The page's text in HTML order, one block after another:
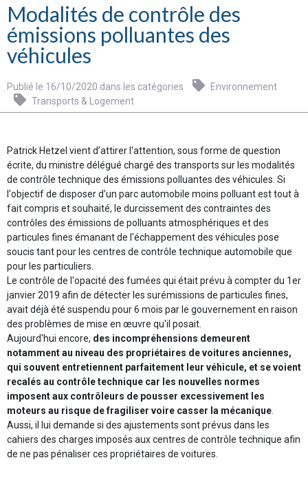
Modalités de contrôle des
émissions polluantes des
véhicules
Publié le 16/10/2020 dans les catégories
Environnement
Transports & Logement
Patrick Hetzel vient d’attirer l'attention, sous forme de question
écrite, du ministre délégué chargé des transports sur les modalités
de contrôle technique des émissions polluantes des véhicules. Si
l'objectif de disposer d'un parc automobile moins polluant est tout à
fait compris et souhaité, le durcissement des contraintes des
contrôles des émissions de polluants atmosphériques et des
particules fines émanant de l'échappement des véhicules pose
soucis tant pour les centres de contrôle technique automobile que
pour les particuliers.
Le contrôle de l'opacité des fumées qui était prévu à compter du 1er
janvier 2019 afin de détecter les surémissions de particules fines,
avait déjà été suspendu pour 6 mois par le gouvernement en raison
des problèmes de mise en œuvre qu'il posait.
Aujourd'hui encore, des incompréhensions demeurent
notamment au niveau des propriétaires de voitures anciennes,
qui souvent entretiennent parfaitement leur véhicule, et se voient
recalés au contrôle technique car les nouvelles normes
imposent aux contrôleurs de pousser excessivement les
moteurs au risque de fragiliser voire casser la mécanique
Aussi, il lui demande si des ajustements sont prévus dans les
cahiers des charges imposés aux centres de contrôle technique afin
de ne pas pénaliser ces propriétaires de voitures.